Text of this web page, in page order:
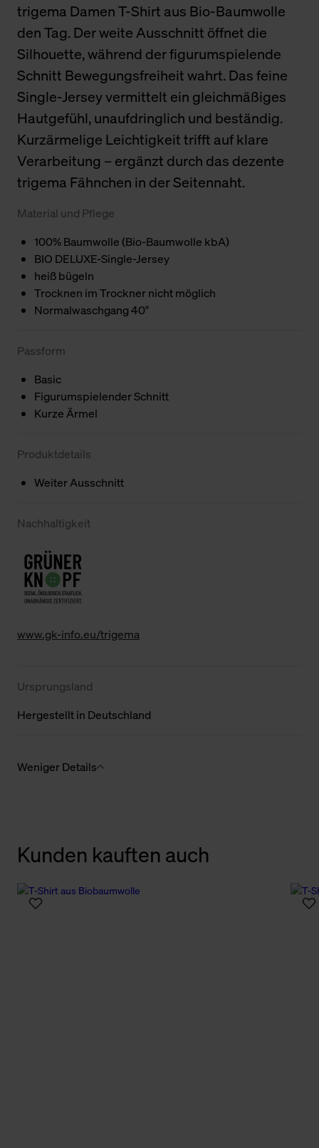
trigema Damen T-Shirt aus Bio-Baumwolle
den Tag. Der weite Ausschnitt öffnet die
Silhouette, während der figurumspielende
Schnitt Bewegungsfreiheit wahrt. Das feine
Single-Jersey vermittelt ein gleichmäßiges
Hautgefühl, unaufdringlich und beständig.
Kurzärmelige Leichtigkeit trifft auf klare
Verarbeitung – ergänzt durch das dezente
trigema Fähnchen in der Seitennaht.
Material und Pflege
100% Baumwolle (Bio-Baumwolle kbA)
BIO DELUXE-Single-Jersey
heiß bügeln
Trocknen im Trockner nicht möglich
Normalwaschgang 40°
Passform
Basic
Figurumspielender Schnitt
Kurze Ärmel
Produktdetails
Weiter Ausschnitt
Nachhaltigkeit
www.gk-info.eu/trigema
Ursprungsland
Hergestellt in Deutschland
Weniger Details
Kunden kauften auch